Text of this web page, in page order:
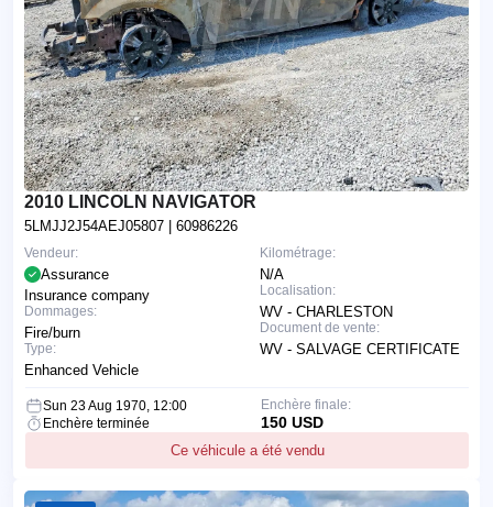
2010 LINCOLN NAVIGATOR
5LMJJ2J54AEJ05807 | 60986226
Kilométrage:
N/A
Localisation:
WV - CHARLESTON
Document de vente:
WV - SALVAGE CERTIFICATE
Vendeur:
Assurance
Insurance company
Dommages:
Fire/burn
Type:
Enhanced Vehicle
Sun 23 Aug 1970, 12:00
Enchère terminée
Ce véhicule a été vendu
Enchère finale:
150 USD